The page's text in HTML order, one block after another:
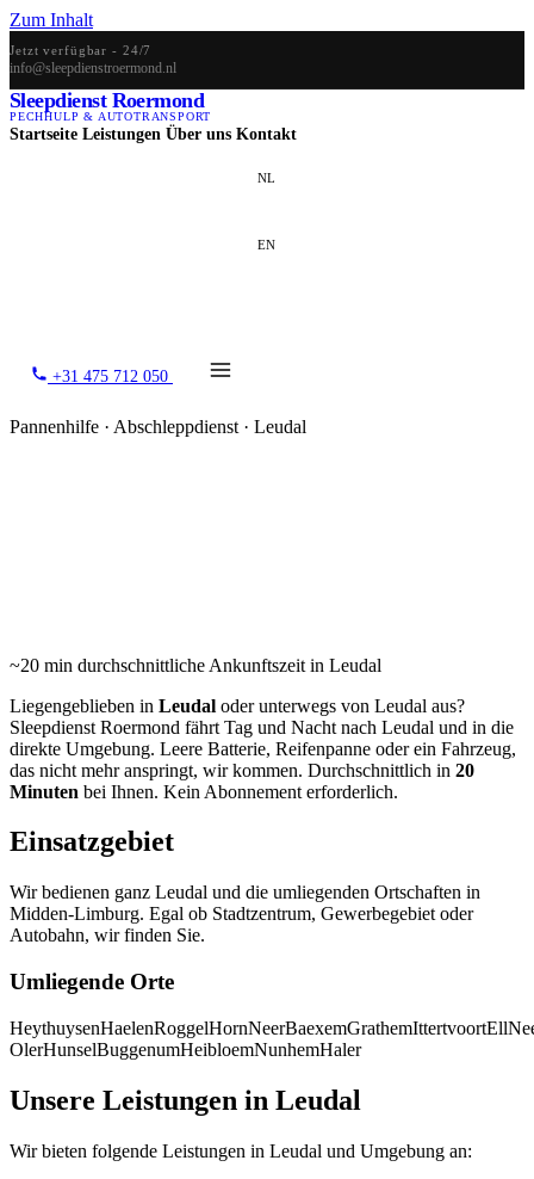
Zum Inhalt
Jetzt verfügbar - 24/7
info@sleepdienstroermond.nl
Sleepdienst Roermond
PECHHULP & AUTOTRANSPORT
Startseite Leistungen Über uns Kontakt
NL
EN
+31 475 712 050
Pannenhilfe · Abschleppdienst · Leudal
~20 min durchschnittliche Ankunftszeit in Leudal
Liegengeblieben in Leudal oder unterwegs von Leudal aus?
Sleepdienst Roermond fährt Tag und Nacht nach Leudal und in die
direkte Umgebung. Leere Batterie, Reifenpanne oder ein Fahrzeug,
das nicht mehr anspringt, wir kommen. Durchschnittlich in 20
Minuten bei Ihnen. Kein Abonnement erforderlich.
Einsatzgebiet
Wir bedienen ganz Leudal und die umliegenden Ortschaften in
Midden-Limburg. Egal ob Stadtzentrum, Gewerbegebiet oder
Autobahn, wir finden Sie.
Umliegende Orte
HeythuysenHaelenRoggelHornNeerBaexemGrathemIttertvoortEll
OlerHunselBuggenumHeibloemNunhemHaler
Unsere Leistungen in Leudal
Wir bieten folgende Leistungen in Leudal und Umgebung an: